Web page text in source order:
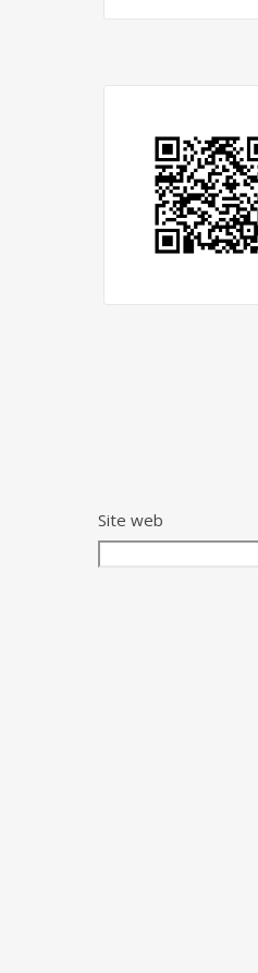
Site web